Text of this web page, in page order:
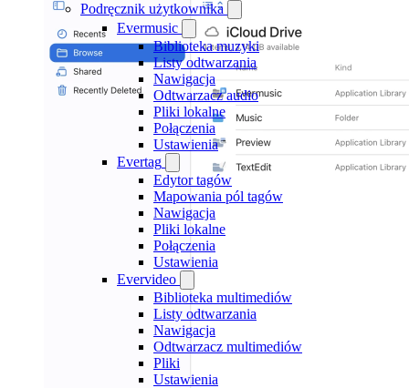
Podręcznik użytkownika
Evermusic
Biblioteka muzyki
Listy odtwarzania
Nawigacja
Odtwarzacz audio
Pliki lokalne
Połączenia
Ustawienia
Evertag
Edytor tagów
Mapowania pól tagów
Nawigacja
Pliki lokalne
Połączenia
Ustawienia
Evervideo
Biblioteka multimediów
Listy odtwarzania
Nawigacja
Odtwarzacz multimediów
Pliki
Ustawienia